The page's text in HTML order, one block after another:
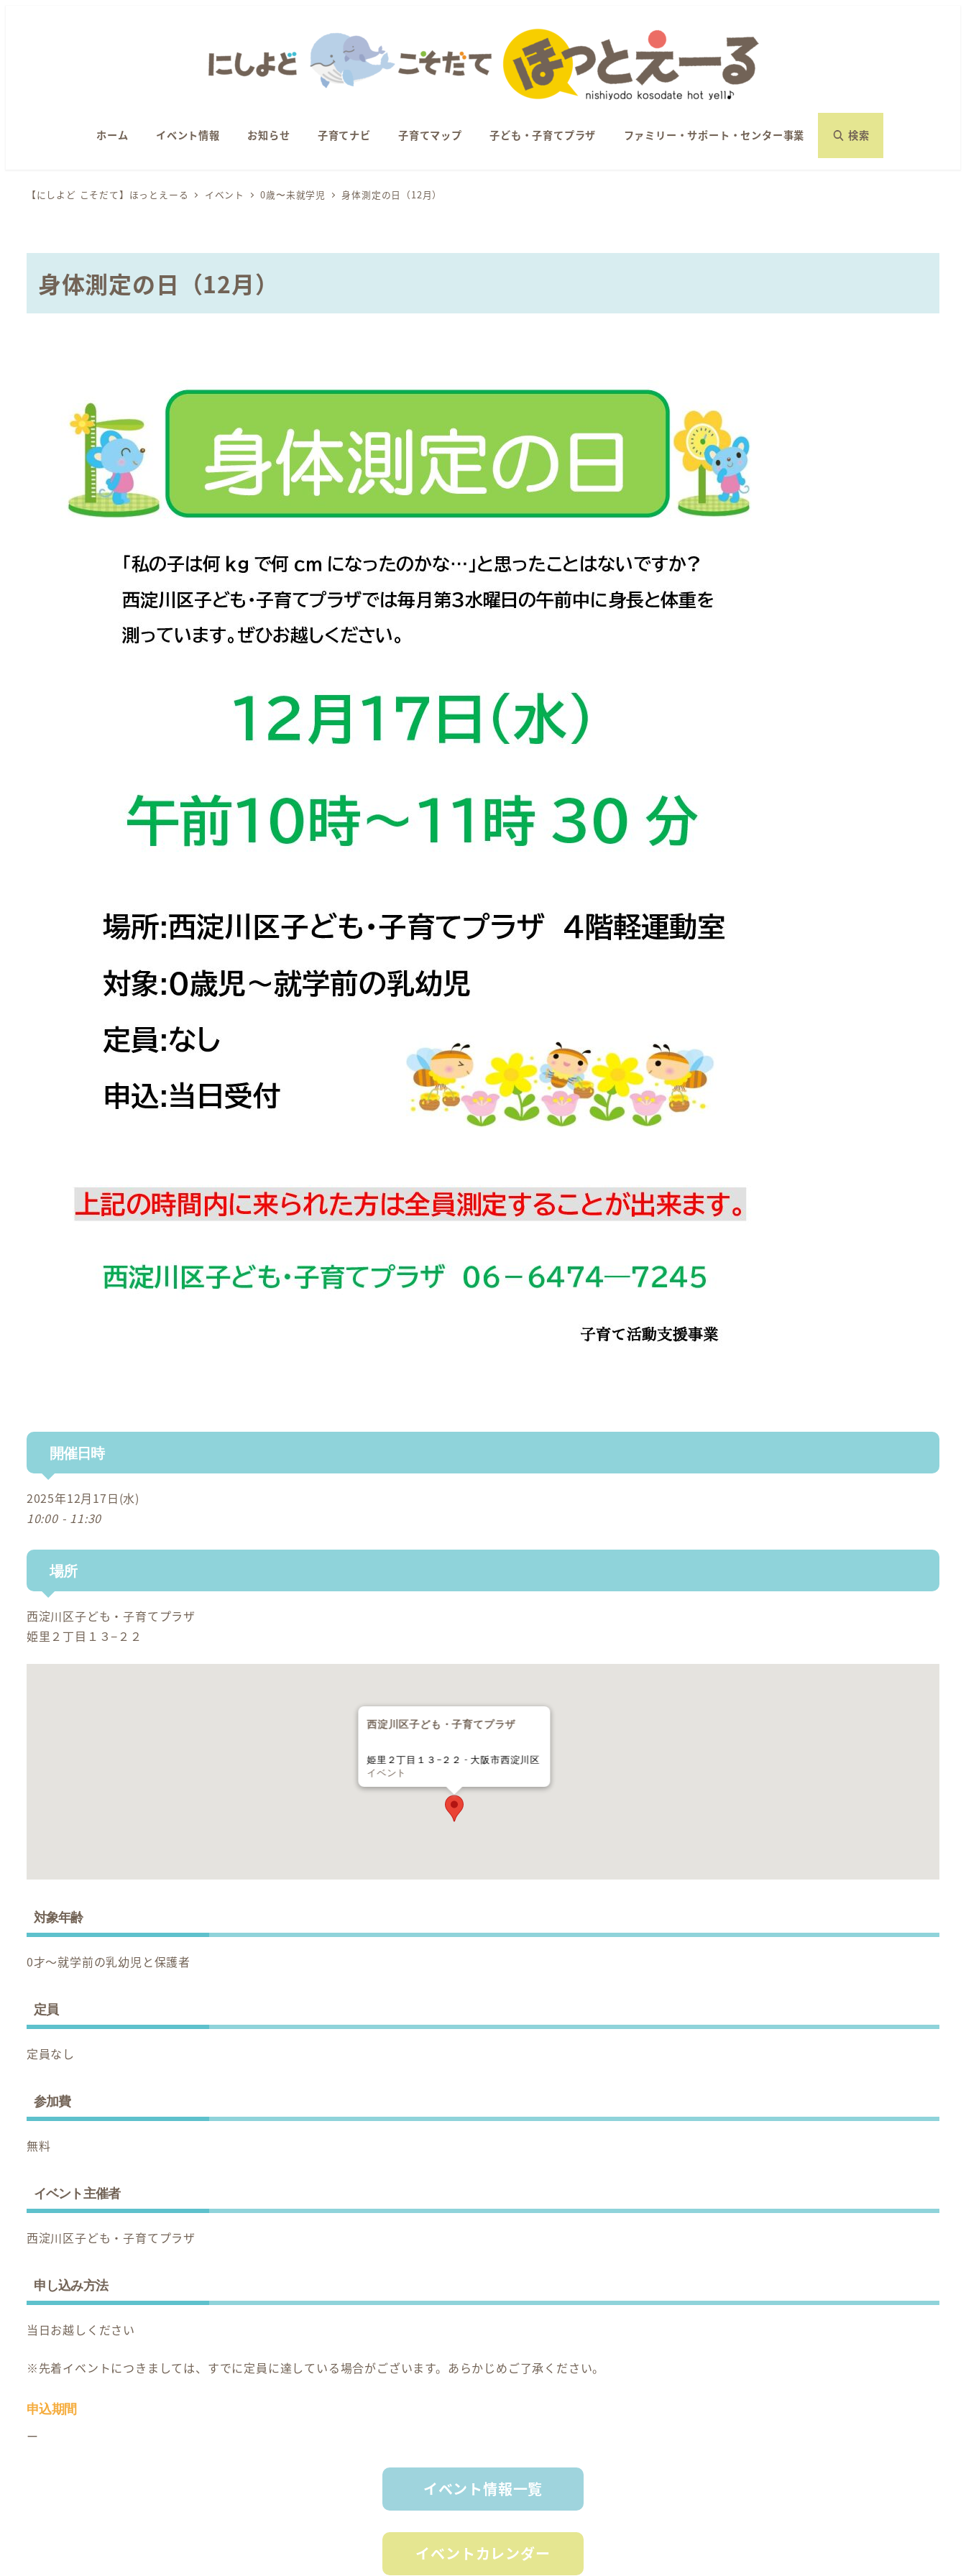
ホーム イベント情報 お知らせ 子育てナビ 子育てマップ 子ども・子育てプラザ ファミリー・サポート・センター事業 検索
【にしよど こそだて】ほっとえーる イベント 0歳〜未就学児 身体測定の日（12月）
身体測定の日（12月）
開催日時
2025年12月17日(水)
10:00 - 11:30
場所
西淀川区子ども・子育てプラザ
姫里２丁目１３−２２
西淀川区子ども・子育てプラザ
姫里２丁目１３−２２ - 大阪市西淀川区
イベント
対象年齢
0才～就学前の乳幼児と保護者
定員
定員なし
参加費
無料
イベント主催者
西淀川区子ども・子育てプラザ
申し込み方法
当日お越しください
※先着イベントにつきましては、すでに定員に達している場合がございます。あらかじめご了承ください。
申込期間
ー
イベント情報一覧
イベントカレンダー